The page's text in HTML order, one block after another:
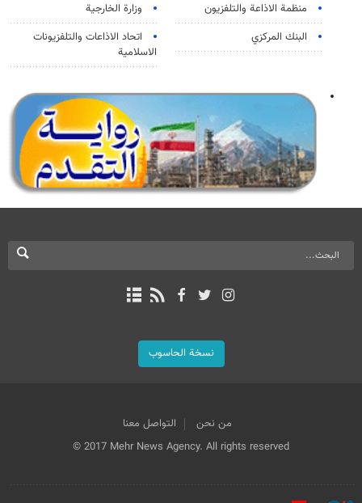
منظمة الاذاعة والتلفزیون
وزارة الخارجية
البنك المركزي
اتحاد الاذاعات والتلفزيونات
الاسلامية
نسخة الحاسوب
من نحن
التواصل معنا
© 2017 Mehr News Agency. All rights reserved